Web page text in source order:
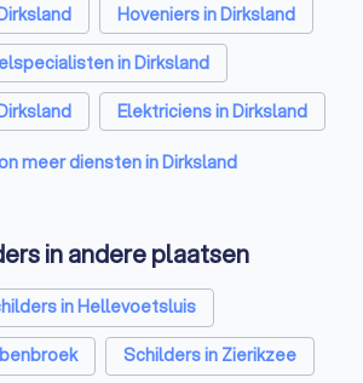
Hoveniers in Dirksland
in Dirksland
Elektriciens in Dirksland
in Dirksland
in Dirksland
specialisten in Dirksland
installateurs in Dirksland
meer diensten in Dirksland
in andere plaatsen
in Hellevoetsluis
Schilders in Zierikzee